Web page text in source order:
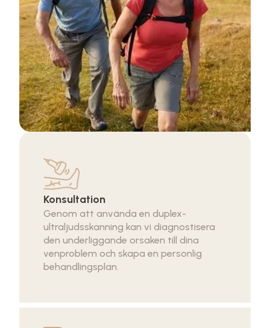
Konsultation
Genom att använda en duplex-
ultraljudsskanning kan vi diagnostisera
den underliggande orsaken till dina
venproblem och skapa en personlig
behandlingsplan.